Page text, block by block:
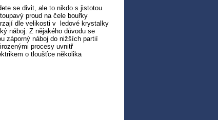
se divit, ale to nikdo s jistotou
proud na čele bouřky
dle velikosti v ledové krystalky
náboj. Z nějakého důvodu se
záporný náboj do nižších partií
procesy uvnitř
o tloušťce několika